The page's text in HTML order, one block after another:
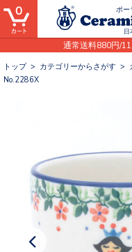
ポー
日
通常送料880円/
0
トップ> カテゴリーからさがす >
No.2286X